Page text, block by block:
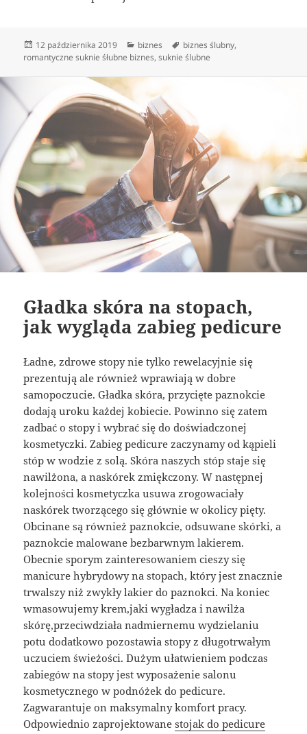
Data
publikacji
12 października 2019 Kategorie
biznes Tagi
biznes ślubny,
romantyczne suknie śłubne biznes,suknie ślubne
Gładka skóra na stopach,
jak wygląda zabieg pedicure
Ładne, zdrowe stopy nie tylko rewelacyjnie się
prezentują ale również wprawiają w dobre
samopoczucie. Gładka skóra, przycięte paznokcie
dodają uroku każdej kobiecie. Powinno się zatem
zadbać o stopy i wybrać się do doświadczonej
kosmetyczki. Zabieg pedicure zaczynamy od kąpieli
stóp w wodzie z solą. Skóra naszych stóp staje się
nawilżona, a naskórek zmiękczony. W następnej
kolejności kosmetyczka usuwa zrogowaciały
naskórek tworzącego się głównie w okolicy pięty.
Obcinane są również paznokcie, odsuwane skórki, a
paznokcie malowane bezbarwnym lakierem.
Obecnie sporym zainteresowaniem cieszy się
manicure hybrydowy na stopach, który jest znacznie
trwalszy niż zwykły lakier do paznokci. Na koniec
wmasowujemy krem,jaki wygładza i nawilża
skórę,przeciwdziała nadmiernemu wydzielaniu
potu dodatkowo pozostawia stopy z długotrwałym
uczuciem świeżości. Dużym ułatwieniem podczas
zabiegów na stopy jest wyposażenie salonu
kosmetycznego w podnóżek do pedicure.
Zagwarantuje on maksymalny komfort pracy.
Odpowiednio zaprojektowanestojak do pedicure